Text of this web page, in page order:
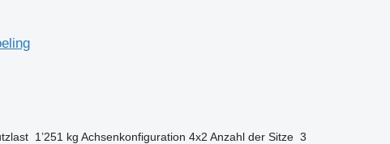
1’251 kg Achsenkonfiguration 4x2 Anzahl der Sitze 3